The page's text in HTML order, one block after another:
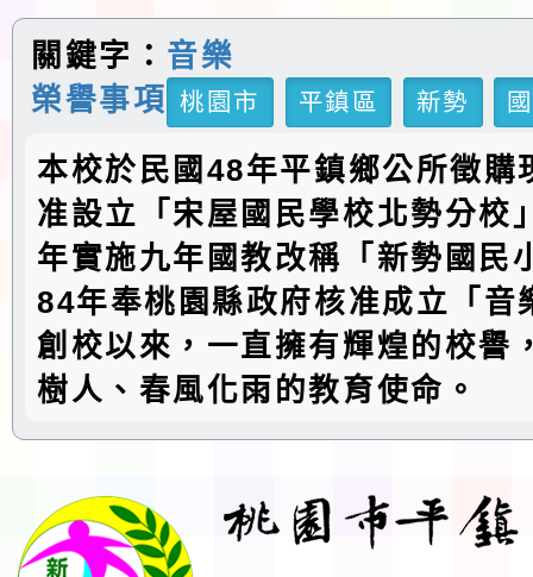
關鍵字： 音樂
榮譽事項
桃園市 平鎮區 新勢
本校於民國48年平鎮鄉公所徵購
准設立「宋屋國民學校北勢分校
年實施九年國教改稱「新勢國民
84年奉桃園縣政府核准成立「音
創校以來，一直擁有輝煌的校譽
樹人、春風化雨的教育使命。